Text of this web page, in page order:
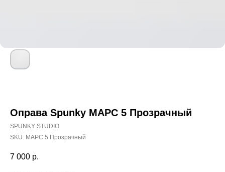
Оправа Spunky МАРС 5 Прозрачный
SPUNKY STUDIO
SKU: МАРС 5 Прозрачный
7 000 р.